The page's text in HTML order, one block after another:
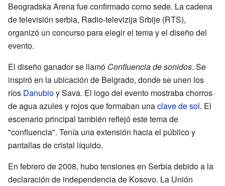
Beogradska Arena fue confirmado como sede. La cadena
de televisión serbia, Radio-televizija Srbije (RTS),
organizó un concurso para elegir el tema y el diseño del
evento.
El diseño ganador se llamó Confluencia de sonidos. Se
inspiró en la ubicación de Belgrado, donde se unen los
ríos Danubioy Sava. El logo del evento mostraba chorros
de agua azules y rojos que formaban unaclave de sol. El
escenario principal también reflejó este tema de
"confluencia". Tenía una extensión hacia el público y
pantallas de cristal líquido.
En febrero de 2008, hubo tensiones en Serbia debido a la
declaración de independencia de Kosovo. La Unión